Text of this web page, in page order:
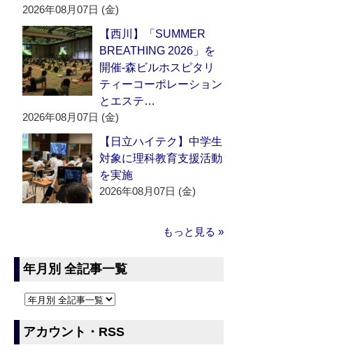
2026年08月07日 (金)
【西川】「SUMMER
BREATHING 2026」を
開催‐森ビルホスピタリ
ティーコーポレーション
とエステ…
2026年08月07日 (金)
【日立ハイテク】中学生
対象に理科教育支援活動
を実施
2026年08月07日 (金)
もっと見る »
年月別 全記事一覧
アカウント・RSS